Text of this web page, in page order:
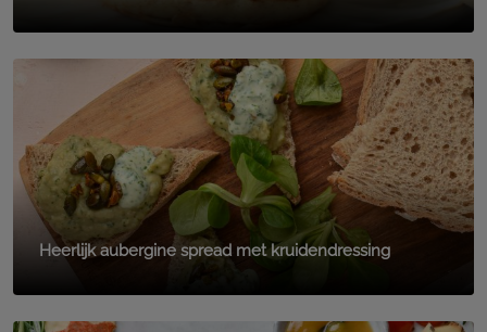
Heerlijk aubergine spread met kruidendressing